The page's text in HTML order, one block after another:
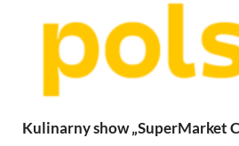
Kulinarny show „SuperMarket